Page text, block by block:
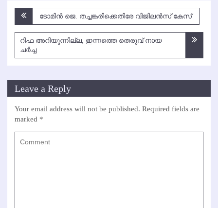
Post
navigation
ടോമിന്‍ ജെ. തച്ചങ്കരിക്കെതിരേ വിജിലന്‍സ് കേസ്
റിഫ അറിയുന്നില്ല, ഇന്നത്തെ തെരുവ് നായ
ചര്‍ച്ച
Leave a Reply
Your email address will not be published. Required fields are
marked *